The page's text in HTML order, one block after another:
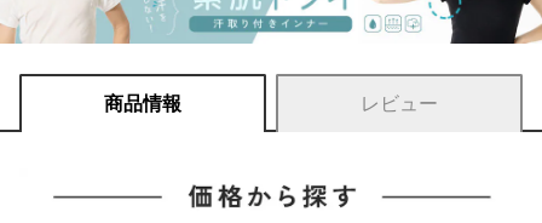
商品情報 レビュー